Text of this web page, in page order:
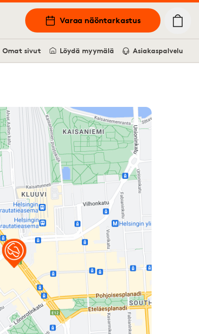
Varaa näöntarkastus
Omat sivut Löydä myymälä Asiakaspalvelu